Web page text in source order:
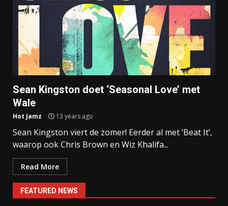
Sean Kingston doet ‘Seasonal Love’ met
Wale
Hot Jamz 13 years ago
Sean Kingston viert de zomer! Eerder al met ‘Beat It’,
waarop ook Chris Brown en Wiz Khalifa...
Read More
FEATURED NEWS